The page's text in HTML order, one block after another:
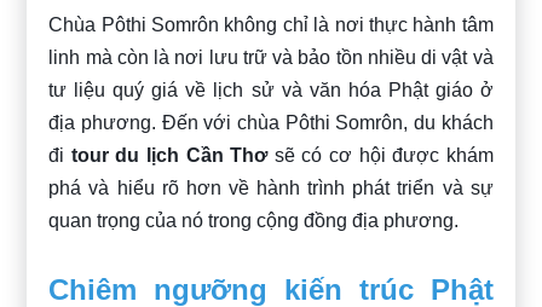
Chùa Pôthi Somrôn không chỉ là nơi thực hành tâm
linh mà còn là nơi lưu trữ và bảo tồn nhiều di vật và
tư liệu quý giá về lịch sử và văn hóa Phật giáo ở
địa phương. Đến với chùa Pôthi Somrôn, du khách
đi tour du lịch Cần Thơsẽ có cơ hội được khám
phá và hiểu rõ hơn về hành trình phát triển và sự
quan trọng của nó trong cộng đồng địa phương.
Chiêm ngưỡng kiến trúc Phật